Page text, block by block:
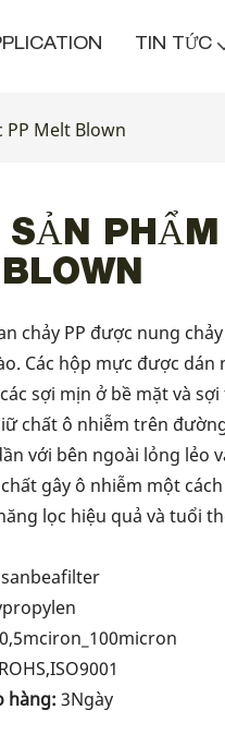
TIN TỨC
Melt Blown
SẢN
chảy PP được nung
Các hộp mực được
sợi mịn ở bề mặt và
chất ô nhiễm trên
với bên ngoài lỏng lẻo
gây ô nhiễm một
lọc hiệu quả và tuổi
sanbeafilter
0,5mciron_100micron
ROHS,ISO9001
hàng: 3Ngày